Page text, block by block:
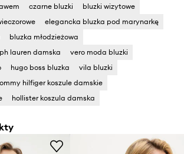
czarne bluzki
bluzki wizytowe
elegancka bluzka pod marynarkę
bluzka młodzieżowa
lauren damska
vero moda bluzki
hugo boss bluzka
vila bluzki
hilfiger koszule damskie
hollister koszula damska